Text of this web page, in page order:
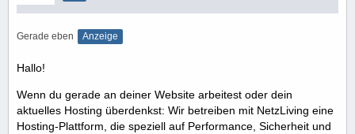
Gerade eben Anzeige
Hallo!
Wenn du gerade an deiner Website arbeitest oder dein
aktuelles Hosting überdenkst: Wir betreiben mit NetzLiving eine
Hosting-Plattform, die speziell auf Performance, Sicherheit und